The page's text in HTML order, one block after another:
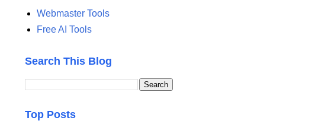
Webmaster Tools
Free AI Tools
Search This Blog
Top Posts